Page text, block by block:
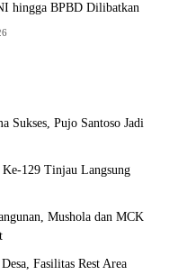
hingga BPBD Dilibatkan
Pujo Santoso Jadi
129 Tinjau Langsung
Mushola dan MCK
Fasilitas Rest Area